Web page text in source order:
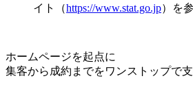
イト（https://www.stat.go.jp）を
ホームページを起点に
集客から成約までをワンストップで